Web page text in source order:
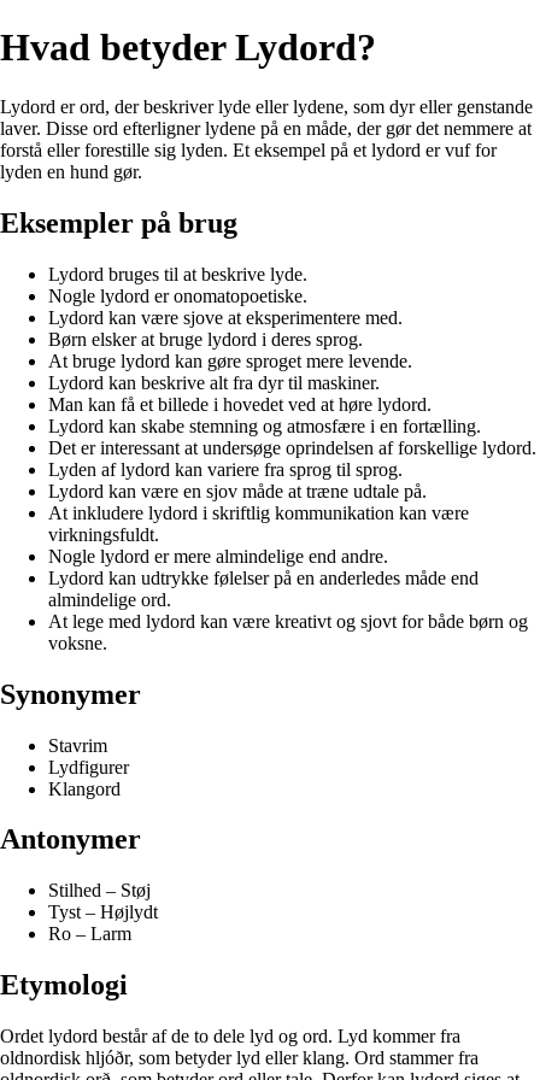
Hvad betyder Lydord?
Lydord er ord, der beskriver lyde eller lydene, som dyr eller genstande
laver. Disse ord efterligner lydene på en måde, der gør det nemmere at
forstå eller forestille sig lyden. Et eksempel på et lydord er vuf for
lyden en hund gør.
Eksempler på brug
Lydord bruges til at beskrive lyde.
Nogle lydord er onomatopoetiske.
Lydord kan være sjove at eksperimentere med.
Børn elsker at bruge lydord i deres sprog.
At bruge lydord kan gøre sproget mere levende.
Lydord kan beskrive alt fra dyr til maskiner.
Man kan få et billede i hovedet ved at høre lydord.
Lydord kan skabe stemning og atmosfære i en fortælling.
Det er interessant at undersøge oprindelsen af forskellige lydord.
Lyden af lydord kan variere fra sprog til sprog.
Lydord kan være en sjov måde at træne udtale på.
At inkludere lydord i skriftlig kommunikation kan være
virkningsfuldt.
Nogle lydord er mere almindelige end andre.
Lydord kan udtrykke følelser på en anderledes måde end
almindelige ord.
At lege med lydord kan være kreativt og sjovt for både børn og
voksne.
Synonymer
Stavrim
Lydfigurer
Klangord
Antonymer
Stilhed – Støj
Tyst – Højlydt
Ro – Larm
Etymologi
Ordet lydord består af de to dele lyd og ord. Lyd kommer fra
oldnordisk hljóðr, som betyder lyd eller klang. Ord stammer fra